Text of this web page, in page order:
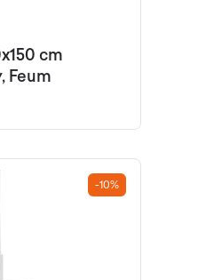
cm
Feum
-10%